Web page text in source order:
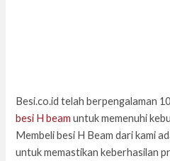
Besi.co.id telah berpengalaman
besi H beam untuk memenuhi
Membeli besi H Beam dari kami
untuk memastikan keberhasilan